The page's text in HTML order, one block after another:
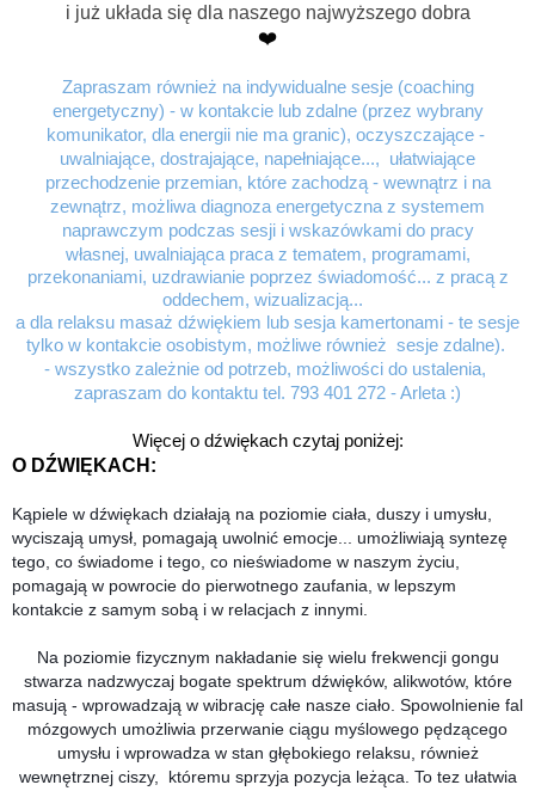
i już układa się dla naszego najwyższego dobra
❤️
Zapraszam również na indywidualne sesje (coaching
energetyczny) - w kontakcie lub zdalne (przez wybrany
komunikator, dla energii nie ma granic), oczyszczające -
uwalniające, dostrajające, napełniające..., ułatwiające
przechodzenie przemian, które zachodzą - wewnątrz i na
zewnątrz, możliwa diagnoza energetyczna z systemem
naprawczym podczas sesji i wskazówkami do pracy
własnej, uwalniająca praca z tematem, programami,
przekonaniami, uzdrawianie poprzez świadomość... z pracą z
oddechem, wizualizacją...
a dla relaksu masaż dźwiękiem lub sesja kamertonami - te sesje
tylko w kontakcie osobistym, możliwe również sesje zdalne).
- wszystko zależnie od potrzeb, możliwości do ustalenia,
zapraszam do kontaktu tel. 793 401 272 - Arleta :)
Więcej o dźwiękach czytaj poniżej:
O DŹWIĘKACH:
Kąpiele w dźwiękach działają na poziomie ciała, duszy i umysłu,
wyciszają umysł, pomagają uwolnić emocje... umożliwiają syntezę
tego, co świadome i tego, co nieświadome w naszym życiu,
pomagają w powrocie do pierwotnego zaufania, w lepszym
kontakcie z samym sobą i w relacjach z innymi.
Na poziomie fizycznym nakładanie się wielu frekwencji gongu
stwarza nadzwyczaj bogate spektrum dźwięków, alikwotów, które
masują - wprowadzają w wibrację całe nasze ciało. Spowolnienie fal
mózgowych umożliwia przerwanie ciągu myślowego pędzącego
umysłu i wprowadza w stan głębokiego relaksu, również
wewnętrznej ciszy, któremu sprzyja pozycja leżąca. To tez ułatwia